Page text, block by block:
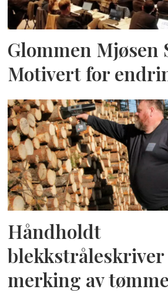
Glommen Mjøsen
Motivert for
Håndholdt
merking av